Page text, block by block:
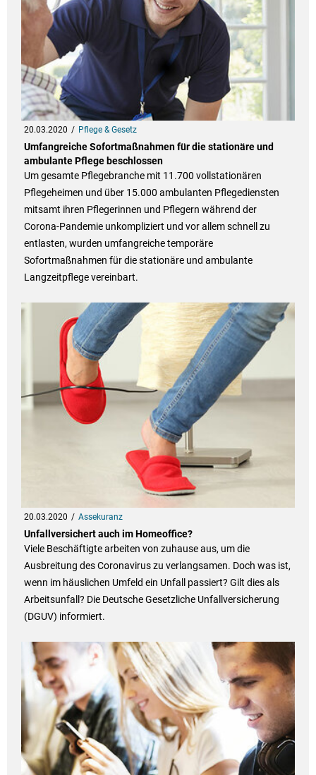
20.03.2020 Pflege & Gesetz
Umfangreiche Sofortmaßnahmen für die stationäre und
ambulante Pflege beschlossen
Um gesamte Pflegebranche mit 11.700 vollstationären
Pflegeheimen und über 15.000 ambulanten Pflegediensten
mitsamt ihren Pflegerinnen und Pflegern während der
Corona-Pandemie unkompliziert und vor allem schnell zu
entlasten, wurden umfangreiche temporäre
Sofortmaßnahmen für die stationäre und ambulante
Langzeitpflege vereinbart.
20.03.2020 Assekuranz
Unfallversichert auch im Homeoffice?
Viele Beschäftigte arbeiten von zuhause aus, um die
Ausbreitung des Coronavirus zu verlangsamen. Doch was ist,
wenn im häuslichen Umfeld ein Unfall passiert? Gilt dies als
Arbeitsunfall? Die Deutsche Gesetzliche Unfallversicherung
(DGUV) informiert.